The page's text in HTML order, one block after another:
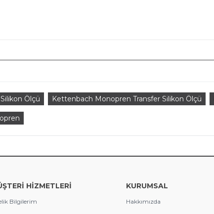
Ölçü Kettenbach Monopren Transfer Silikon Ölçü
HİZMETLERİ
Bilgilerim
KURUMSAL
Hakkımızda